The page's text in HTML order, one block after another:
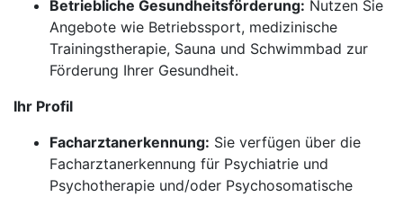
Betriebliche Gesundheitsförderung: Nutzen Sie
Angebote wie Betriebssport, medizinische
Trainingstherapie, Sauna und Schwimmbad zur
Förderung Ihrer Gesundheit.
Ihr Profil
Facharztanerkennung: Sie verfügen über die
Facharztanerkennung für Psychiatrie und
Psychotherapie und/oder Psychosomatische